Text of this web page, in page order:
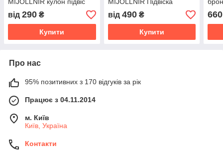
MIJOLLNIR кулон підвіс
оберіг
від 290 ₴
Купити
MIJOLLNIR Підвіска
Амулет
від 490₴
Купити
660
Про нас
95% позитивних з 170 відгуків за рік
Працює з 04.11.2014
м. Київ
Київ, Україна
Контакти